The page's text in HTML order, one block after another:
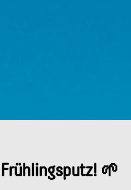
Frühlingsputz! 🌱